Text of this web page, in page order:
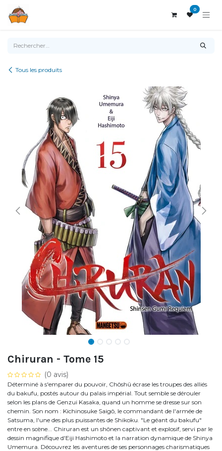
0
Tous les produits
Chiruran - Tome 15
(0 avis)
Déterminé à s'emparer du pouvoir, Chôshû écrase les troupes des alliés
du bakufu, postés autour du palais impérial. Tout semble se dérouler
selon les plans de Genzui Kasaka, quand un homme se dresse sur son
chemin. Son nom : Kichinosuke Saigô, le commandant de l'armée de
Satsuma, l'une des plus puissantes de Shikoku. "Le géant du bakufu"
entre en scène... Chiruran est un shônen captivant et explosif, servi par le
dessin magnifique d'Eiji Hashimoto et la narration dynamique de Shinya
Umemura. Découvrez les aventures de ses personnages charismatiques